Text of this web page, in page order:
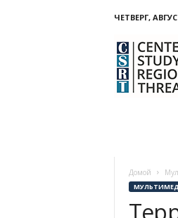
ЧЕТВЕРГ,
Центр
изучения
региональных
угроз
Домой